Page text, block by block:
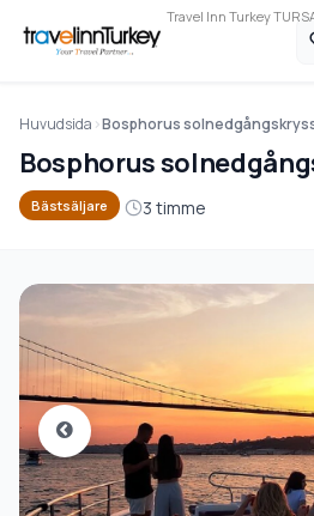
Travel Inn Turkey
Huvudsida Bosphorus
Bosphorus
Bästsäljare 3 timme